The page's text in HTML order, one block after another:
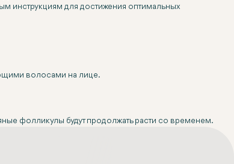
инструкциям для достижения оптимальных
волосами на лице.
фолликулы будут продолжать расти со временем.